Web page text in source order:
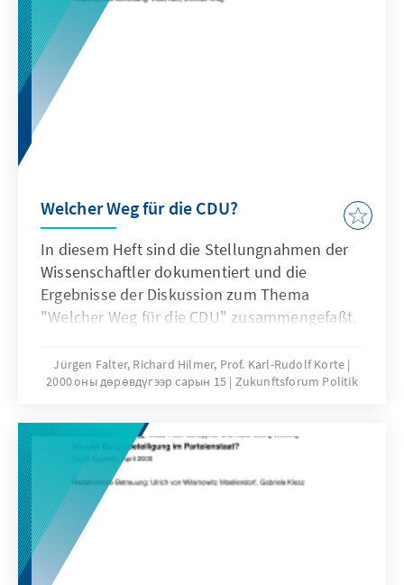
Welcher Weg für die CDU?
In diesem Heft sind die Stellungnahmen der
Wissenschaftler dokumentiert und die
Ergebnisse der Diskussion zum Thema
"Welcher Weg für die CDU" zusammengefaßt.
Jürgen Falter, Richard Hilmer, Prof. Karl-Rudolf Korte
2000 оны дөрөвдүгээр сарын 15 Zukunftsforum Politik